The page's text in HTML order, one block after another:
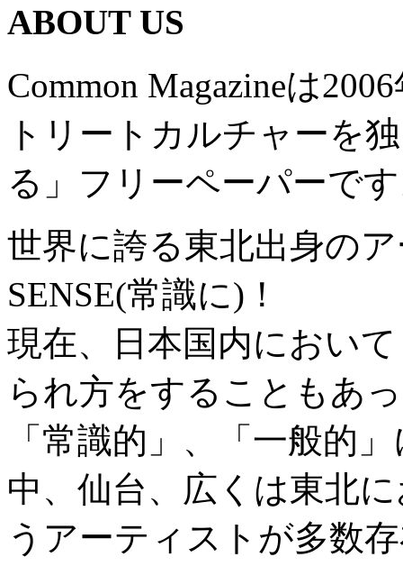
ABOUT US
Common Magazineは
トリートカルチャーを
る」フリーペーパーで
世界に誇る東北出身の
SENSE(常識に)！
現在、日本国内におい
られ方をすることもあ
「常識的」、「一般的
中、仙台、広くは東北
うアーティストが多数